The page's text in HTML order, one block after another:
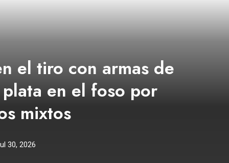
el tiro con armas de
en el foso por
mixtos
30, 2026